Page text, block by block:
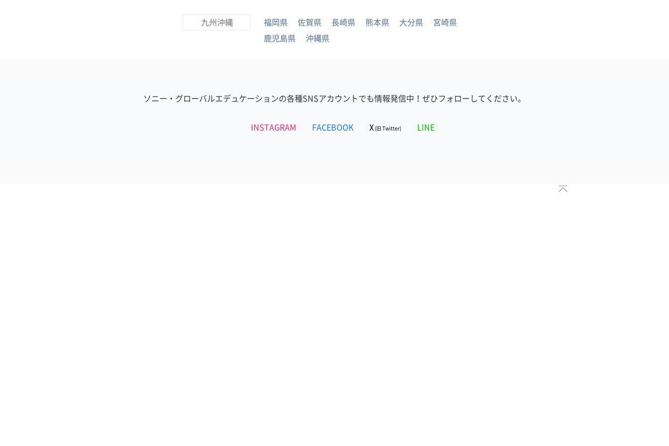
九州沖縄 福岡県 佐賀県 長崎県 熊本県 大分県
宮崎県
鹿児島県
沖縄県
ソニー・グローバルエデュケーションの各種SNSアカウントでも情報発信中！ぜひフォローしてください。
INSTAGRAM FACEBOOK X (旧 Twitter) LINE